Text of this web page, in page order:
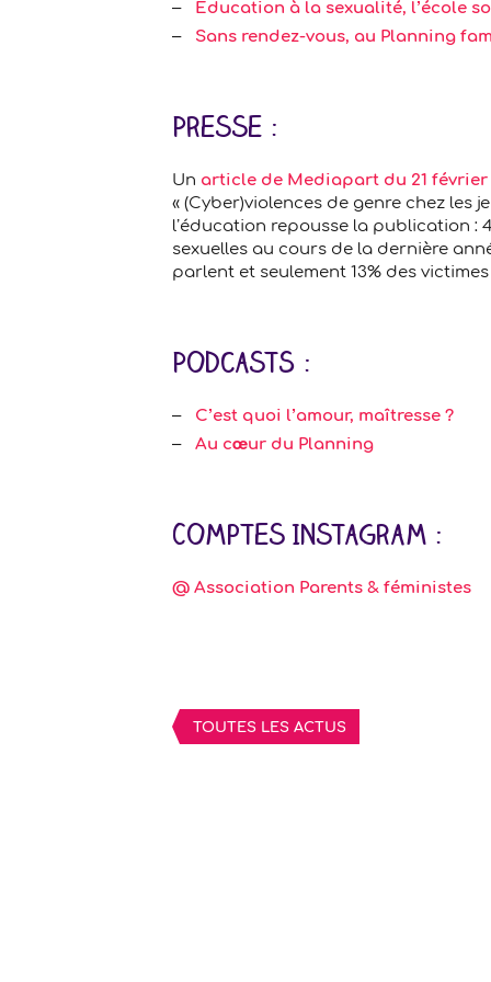
Education à la sexualité, l’école
Sans rendez-vous, au Planning
Presse :
Un article de Mediapart du 21 février
« (Cyber)violences de genre chez les
l’éducation repousse la publication :
sexuelles au cours de la dernière
parlent et seulement 13% des
PodcastS :
C’est quoi l’amour, maîtresse ?
Au cœur du Planning
Comptes Instagram :
@ Association Parents & féministes
TOUTES LES ACTUS